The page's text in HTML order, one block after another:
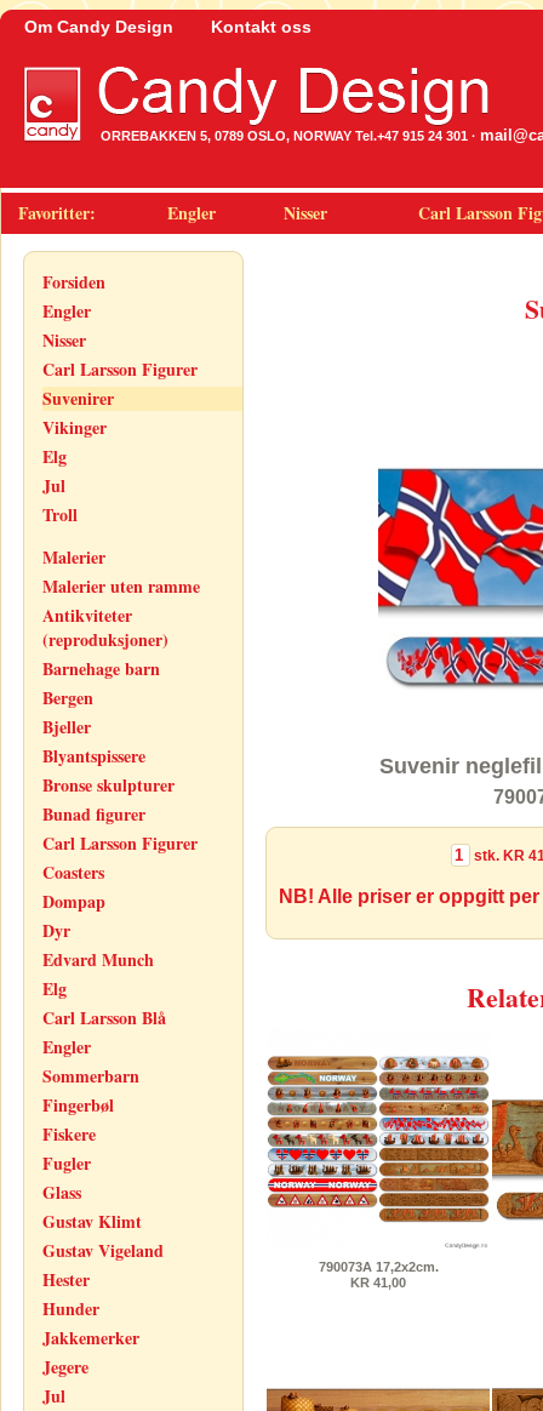
Om Candy Design Kontakt oss
ORREBAKKEN 5, 0789 OSLO, NORWAY Tel.+47 915 24 301 ·
Favoritter: Engler Nisser Carl Larsson
Forsiden
Engler
Nisser
Carl Larsson Figurer
Suvenirer
Vikinger
Elg
Jul
Troll
Malerier
Malerier uten ramme
Antikviteter
(reproduksjoner)
Barnehage barn
Bergen
Bjeller
Blyantspissere
Bronse skulpturer
Bunad figurer
Carl Larsson Figurer
Coasters
Dompap
Dyr
Edvard Munch
Elg
Carl Larsson Blå
Engler
Sommerbarn
Fingerbøl
Fiskere
Fugler
Glass
Gustav Klimt
Gustav Vigeland
Hester
Hunder
Jakkemerker
Jegere
Jul
Suvenir
stk. KR
NB! Alle priser er oppgitt
790073A 17,2x2cm.
KR 41,00